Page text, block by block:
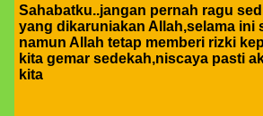
Sahabatku..jangan pernah ragu
yang dikaruniakan Allah,selama ini
namun Allah tetap memberi rizki
kita gemar sedekah,niscaya pasti
kita